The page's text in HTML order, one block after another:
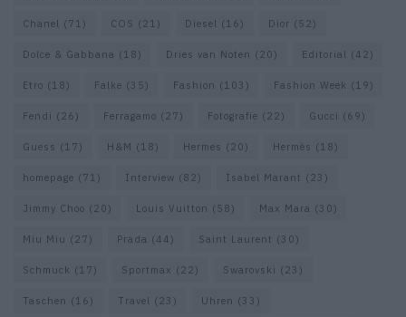
Chanel (71) COS (21) Diesel (16) Dior (52)
Dolce & Gabbana (18) Dries van Noten (20) Editorial (42)
Etro (18) Falke (35) Fashion (103) Fashion Week (19)
Fendi (26) Ferragamo (27) Fotografie (22) Gucci (69)
Guess (17) H&M (18) Hermes (20) Hermès (18)
homepage (71) Interview (82) Isabel Marant (23)
Jimmy Choo (20) Louis Vuitton (58) Max Mara (30)
Miu Miu (27) Prada (44) Saint Laurent (30)
Schmuck (17) Sportmax (22) Swarovski (23)
Taschen (16) Travel (23) Uhren (33)